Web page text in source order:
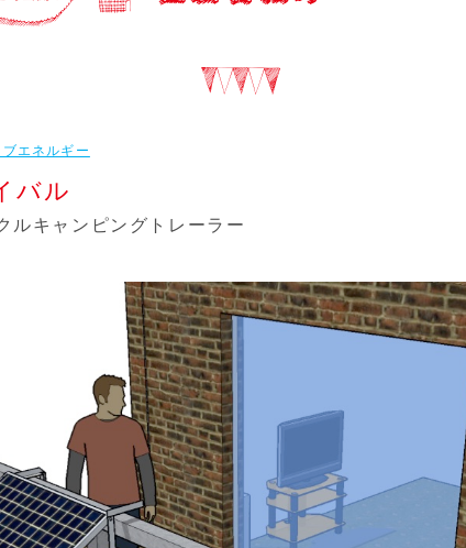
エネルギー
バル
ルキャンピングトレーラー